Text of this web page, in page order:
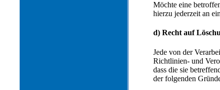
Möchte eine
hierzu jederzeit an
d) Recht auf
Jede von der
Richtlinien- und
dass die sie
der folgenden